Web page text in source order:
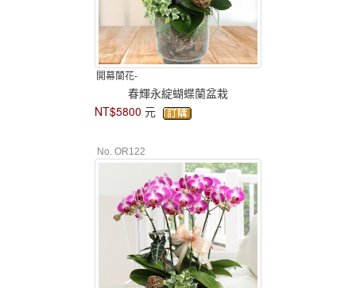
開幕蘭花-
春輝永綻蝴蝶蘭盆栽
NT$5800 元
No. OR122